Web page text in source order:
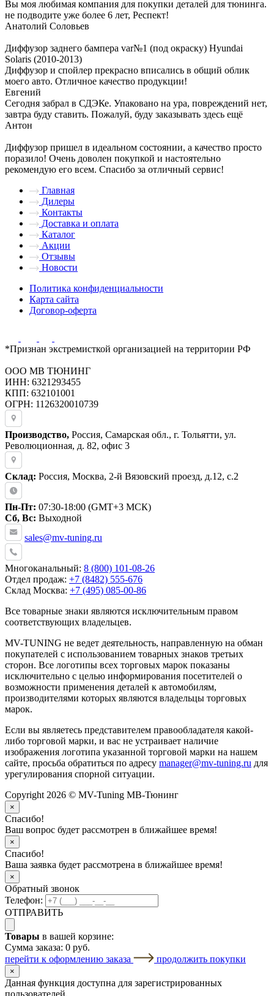
Вы моя любимая компания для покупки деталей для тюнинга.
не подводите уже более 6 лет, Респект!
Анатолий Соловьев
Диффузор заднего бампера var№1 (под окраску) Hyundai
Solaris (2010-2013)
Диффузор и спойлер прекрасно вписались в общий облик
моего авто. Отличное качество продукции!
Евгений
Сегодня забрал в СДЭКе. Упаковано на ура, повреждений нет,
завтра буду ставить. Пожалуй, буду заказывать здесь ещё
Антон
Диффузор пришел в идеальном состоянии, а качество просто
поразило! Очень доволен покупкой и настоятельно
рекомендую его всем. Спасибо за отличный сервис!
Главная
Дилеры
Контакты
Доставка и оплата
Каталог
Акции
Отзывы
Новости
Политика конфиденциальности
Карта сайта
Договор-оферта
*Признан экстремисткой организацией на территории РФ
ООО МВ ТЮНИНГ
ИНН: 6321293455
КПП: 632101001
ОГРН: 1126320010739
Производство, Россия, Самарская обл., г. Тольятти, ул.
Революционная, д. 82, офис 3
Склад: Россия, Москва, 2-й Вязовский проезд, д.12, с.2
Пн-Пт: 07:30-18:00 (GMT+3 МСК)
Сб, Вс: Выходной
sales@mv-tuning.ru
Многоканальный: 8 (800) 101-08-26
Отдел продаж: +7 (8482) 555-676
Склад Москва: +7 (495) 085-00-86
Все товарные знаки являются исключительным правом
соответствующих владельцев.
MV-TUNING не ведет деятельность, направленную на обман
покупателей с использованием товарных знаков третьих
сторон. Все логотипы всех торговых марок показаны
исключительно с целью информирования посетителей о
возможности применения деталей к автомобилям,
производителями которых являются владельцы торговых
марок.
Если вы являетесь представителем правообладателя какой-
либо торговой марки, и вас не устраивает наличие
изображения логотипа указанной торговой марки на нашем
сайте, просьба обратиться по адресу manager@mv-tuning.ru для
урегулирования спорной ситуации.
Copyright 2026 © MV-Tuning МВ-Тюнинг
×
Спасибо!
Ваш вопрос будет рассмотрен в ближайшее время!
×
Спасибо!
Ваша заявка будет рассмотрена в ближайшее время!
×
Обратный звонок
Телефон:
ОТПРАВИТЬ
Товары в вашей корзине:
Сумма заказа: 0 руб.
перейти к оформлению заказа
продолжить покупки
×
Данная функция доступна для зарегистрированных
пользователей.